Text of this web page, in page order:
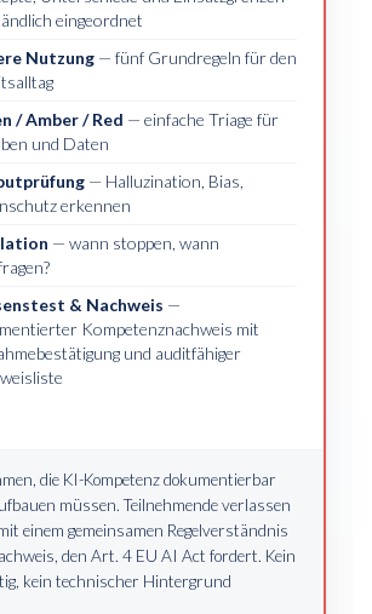
eingeordnet
Nutzung — fünf Grundregeln für den
/ Amber / Red — einfache Triage für
und Daten
— Halluzination, Bias,
erkennen
— wann stoppen, wann
& Nachweis —
Kompetenznachweis mit
und auditfähiger
die KI-Kompetenz dokumentierbar
müssen. Teilnehmende verlassen
einem gemeinsamen Regelverständnis
den Art. 4 EU AI Act fordert. Kein
kein technischer Hintergrund